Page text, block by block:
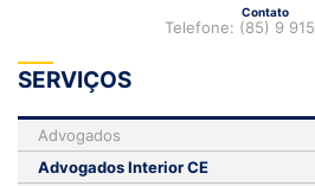
Contato
Telefone: (85) 9
SERVIÇOS
Advogados
Advogados Interior CE